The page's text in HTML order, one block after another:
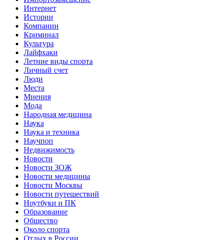
Интернет
Истории
Компании
Криминал
Культура
Лайфхаки
Летние виды спорта
Личный счет
Люди
Места
Мнения
Мода
Народная медицина
Наука
Наука и техника
Научпоп
Недвижимость
Новости
Новости ЗОЖ
Новости медицины
Новости Москвы
Новости путешествий
Ноутбуки и ПК
Образование
Общество
Около спорта
Отдых в России